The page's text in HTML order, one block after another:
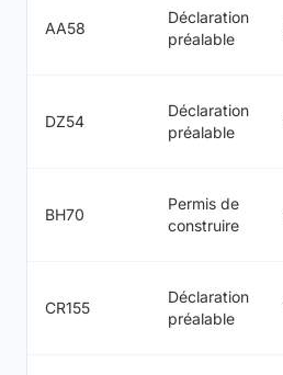
AA58
Déclaration
préalable
DZ54
Déclaration
préalable
BH70
Permis de
construire
CR155
Déclaration
préalable